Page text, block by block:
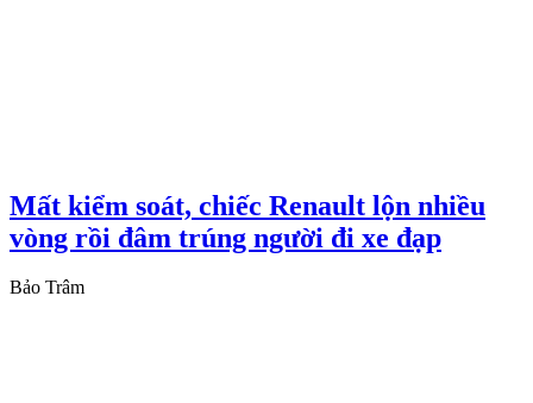
Mất kiểm soát, chiếc Renault lộn nhiều
vòng rồi đâm trúng người đi xe đạp
Bảo Trâm